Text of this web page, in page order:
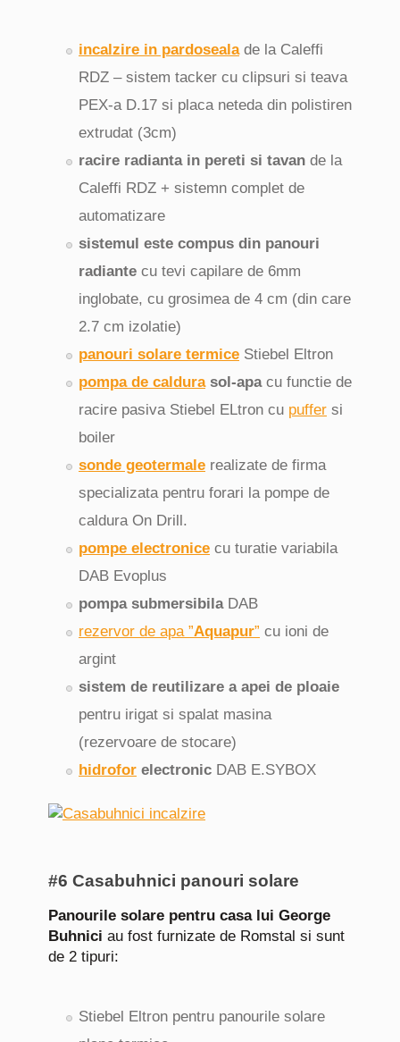
incalzire in pardosealade la Caleffi
RDZ – sistem tacker cu clipsuri si teava
PEX-a D.17 si placa neteda din polistiren
extrudat (3cm)
racire radianta in pereti si tavan de la
Caleffi RDZ + sistemn complet de
automatizare
sistemul este compus din panouri
radiante cu tevi capilare de 6mm
inglobate, cu grosimea de 4 cm (din care
2.7 cm izolatie)
panouri solare termice Stiebel Eltron
pompa de caldurasol-apacu functie de
racire pasiva Stiebel ELtron cu puffer si
boiler
sonde geotermale realizate de firma
specializata pentru forari la pompe de
caldura On Drill.
pompe electronice cu turatie variabila
DAB Evoplus
pompa submersibilaDAB
rezervor de apa ”Aquapur” cu ioni de
argint
sistem de reutilizare a apei de ploaie
pentru irigat si spalat masina
(rezervoare de stocare)
hidrofor electronic DAB E.SYBOX
#6 Casabuhnici panouri solare
Panourile solare pentru casa lui George
Buhnici au fost furnizate de Romstal si sunt
de 2 tipuri:
Stiebel Eltron pentru panourile solare